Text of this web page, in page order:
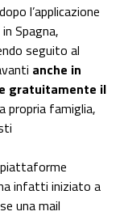
l’applicazione
Spagna,
seguito al
anche in
gratuitamente il
propria famiglia,
piattaforme
infatti iniziato a
una mail